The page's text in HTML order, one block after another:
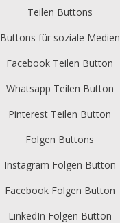
Teilen Buttons
Buttons für soziale Medien
Facebook Teilen Button
Whatsapp Teilen Button
Pinterest Teilen Button
Folgen Buttons
Instagram Folgen Button
Facebook Folgen Button
LinkedIn Folgen Button